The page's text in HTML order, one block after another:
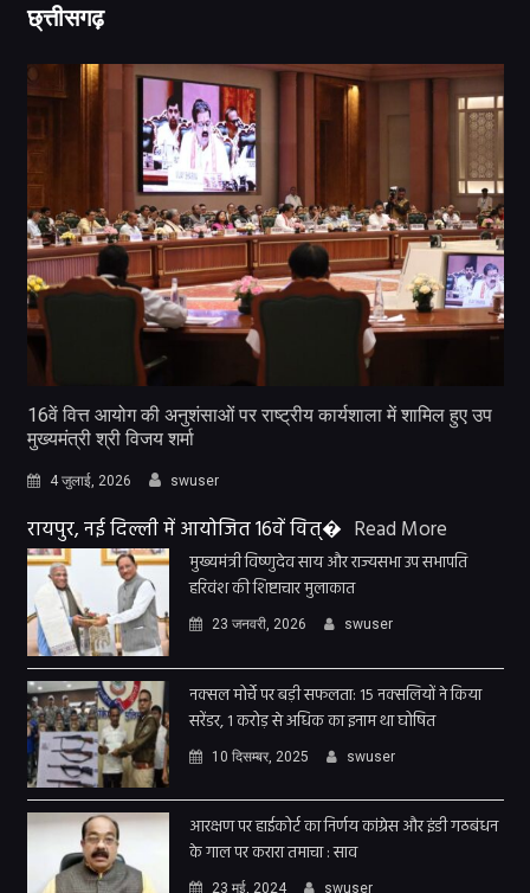
छ्त्तीसगढ़
16वें वित्त आयोग की अनुशंसाओं पर राष्ट्रीय कार्यशाला में शामिल हुए उप
मुख्यमंत्री श्री विजय शर्मा
4 जुलाई, 2026 swuser
रायपुर, नई दिल्ली में आयोजित 16वें वित्� Read More
मुख्यमंत्री विष्णुदेव साय और राज्यसभा उप सभापति
हरिवंश की शिष्टाचार मुलाकात
23 जनवरी, 2026 swuser
नक्सल मोर्चे पर बड़ी सफलता: 15 नक्सलियों ने किया
सरेंडर, 1 करोड़ से अधिक का इनाम था घोषित
10 दिसम्बर, 2025 swuser
आरक्षण पर हाईकोर्ट का निर्णय कांग्रेस और इंडी गठबंधन
के गाल पर करारा तमाचा : साव
23 मई, 2024 swuser